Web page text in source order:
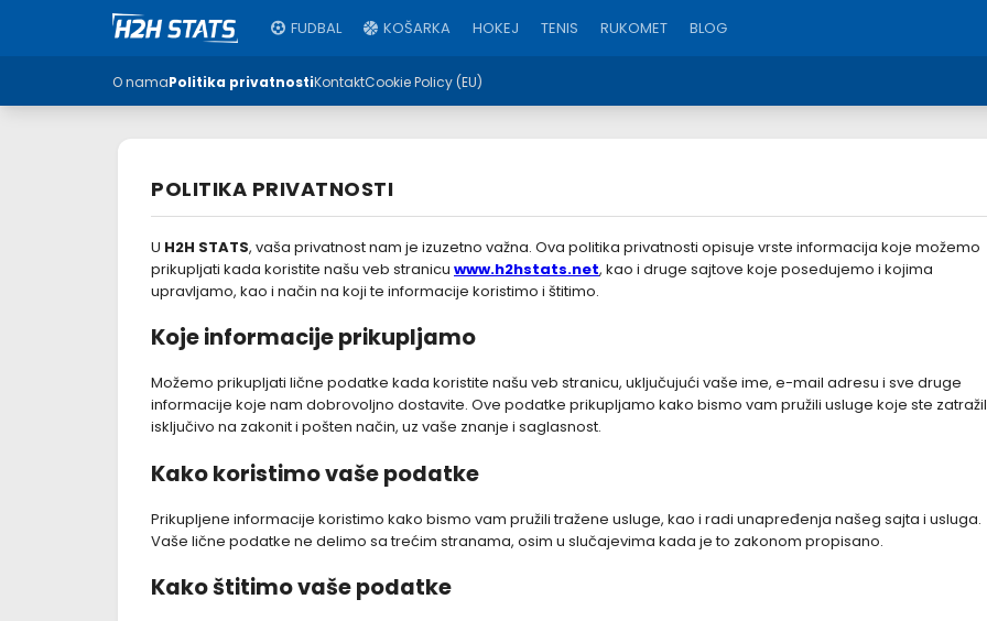
FUDBAL KOŠARKA HOKEJ TENIS RUKOMET BLOG
O namaPolitika privatnostiKontaktCookie Policy (EU)
POLITIKA PRIVATNOSTI
U H2H STATS, vaša privatnost nam je izuzetno važna. Ova politika privatnosti opisuje vrste informacija koje možemo
prikupljati kada koristite našu veb stranicu www.h2hstats.net, kao i druge sajtove koje posedujemo i kojima
upravljamo, kao i način na koji te informacije koristimo i štitimo.
Koje informacije prikupljamo
Možemo prikupljati lične podatke kada koristite našu veb stranicu, uključujući vaše ime, e-mail adresu i sve druge
informacije koje nam dobrovoljno dostavite. Ove podatke prikupljamo kako bismo vam pružili usluge koje ste
isključivo na zakonit i pošten način, uz vaše znanje i saglasnost.
Kako koristimo vaše podatke
Prikupljene informacije koristimo kako bismo vam pružili tražene usluge, kao i radi unapređenja našeg sajta i usluga.
Vaše lične podatke ne delimo sa trećim stranama, osim u slučajevima kada je to zakonom propisano.
Kako štitimo vaše podatke